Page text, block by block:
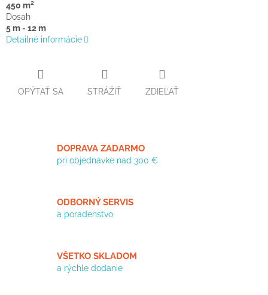
450 m²
Dosah
5 m - 12 m
Detailné informácie
OPÝTAŤ SA STRÁŽIŤ ZDIEĽAŤ
DOPRAVA ZADARMO
pri objednávke nad 300 €
ODBORNÝ SERVIS
a poradenstvo
VŠETKO SKLADOM
a rýchle dodanie